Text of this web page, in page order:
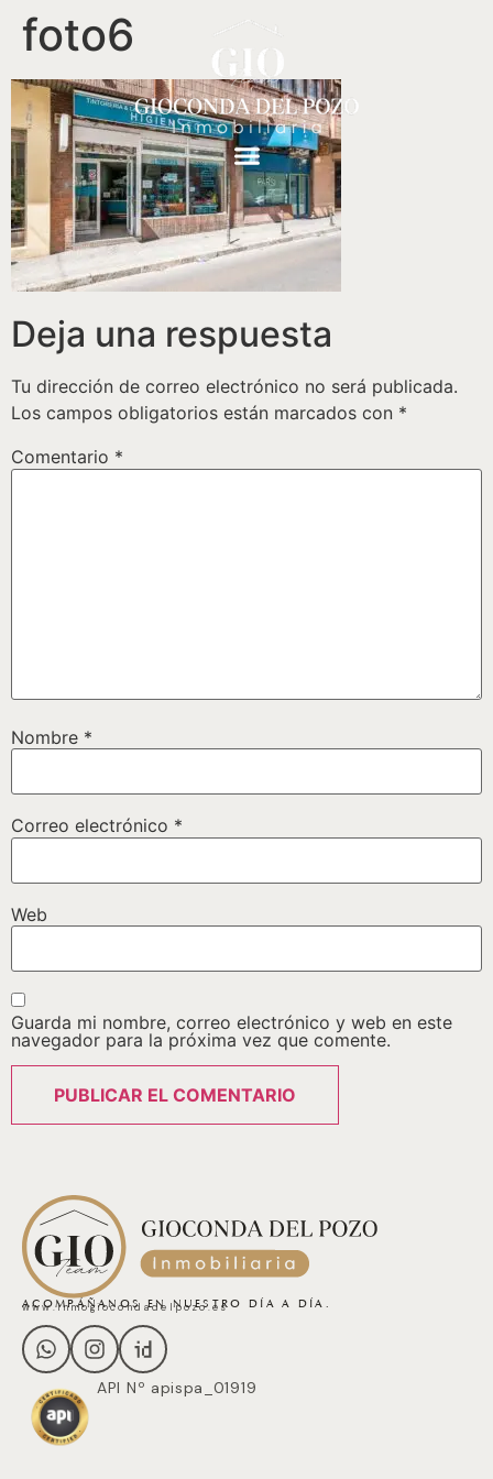
foto6
Deja una respuesta
Tu dirección de correo electrónico no será publicada.
Los campos obligatorios están marcados con *
Comentario *
Nombre *
Correo electrónico *
Web
Guarda mi nombre, correo electrónico y web en este
navegador para la próxima vez que comente.
ACOMPÁÑANOS EN NUESTRO DÍA A DÍA.
www.inmogiocondadelpozo.es
API Nº apispa_01919